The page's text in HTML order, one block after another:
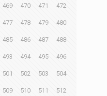
469 470 471 472
477 478 479 480
485 486 487 488
493 494 495 496
501 502 503 504
509 510 511 512